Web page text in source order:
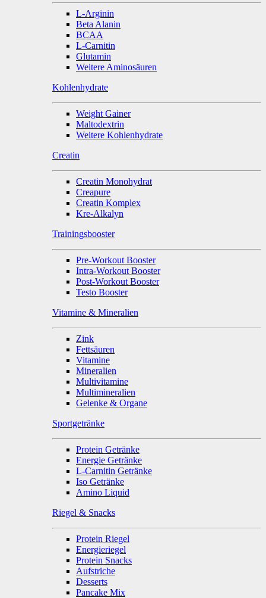
L-Arginin
Beta Alanin
BCAA
L-Carnitin
Glutamin
Weitere Aminosäuren
Kohlenhydrate
Weight Gainer
Maltodextrin
Weitere Kohlenhydrate
Creatin
Creatin Monohydrat
Creapure
Creatin Komplex
Kre-Alkalyn
Trainingsbooster
Pre-Workout Booster
Intra-Workout Booster
Post-Workout Booster
Testo Booster
Vitamine & Mineralien
Zink
Fettsäuren
Vitamine
Mineralien
Multivitamine
Multimineralien
Gelenke & Organe
Sportgetränke
Protein Getränke
Energie Getränke
L-Carnitin Getränke
Iso Getränke
Amino Liquid
Riegel & Snacks
Protein Riegel
Energieriegel
Protein Snacks
Aufstriche
Desserts
Pancake Mix